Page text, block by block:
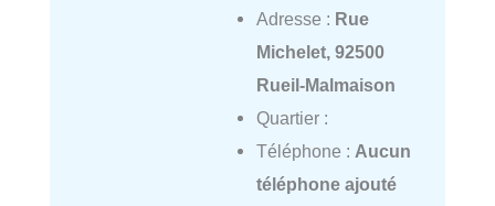
Adresse : Rue
Michelet, 92500
Rueil-Malmaison
Quartier :
Téléphone : Aucun
téléphone ajouté